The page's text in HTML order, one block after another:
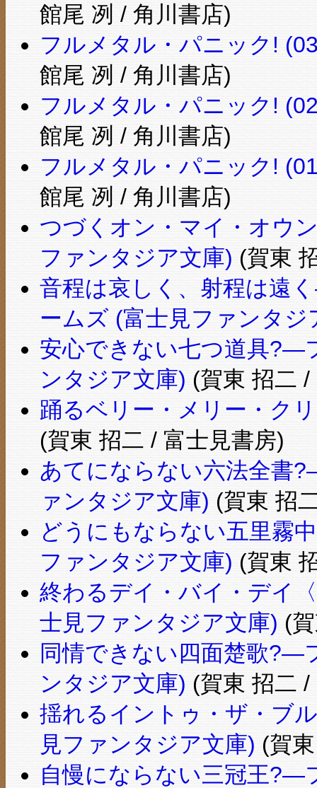
館尾 冽 / 角川書店)
フルメタル・パニック!
館尾 冽 / 角川書店)
フルメタル・パニック!
館尾 冽 / 角川書店)
フルメタル・パニック!
館尾 冽 / 角川書店)
つづくオン・マイ・オウ
ファンタジア文庫) (賀東
音程は哀しく、射程は遠
ームズ (富士見ファンタジ
安心できない七つ道具?―
ンタジア文庫) (賀東 招二
踊るベリー・メリー・ク
(賀東 招二 / 富士見書房)
あてにならない六法全書
ァンタジア文庫) (賀東 招
どうにもならない五里霧
ファンタジア文庫) (賀東
終わるデイ・バイ・デイ
士見ファンタジア文庫) (
同情できない四面楚歌?―
ンタジア文庫) (賀東 招二
揺れるイントゥ・ザ・ブ
見ファンタジア文庫) (賀
自慢にならない三冠王?―